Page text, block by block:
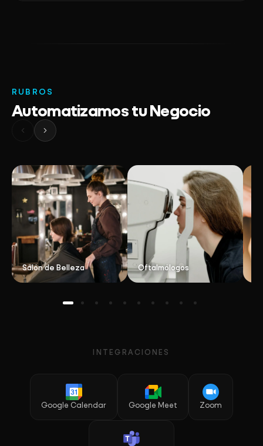
RUBROS
Automatizamos tu Negocio
Salón de Belleza Oftalmólogos
INTEGRACIONES
Google Calendar Google Meet Zoom